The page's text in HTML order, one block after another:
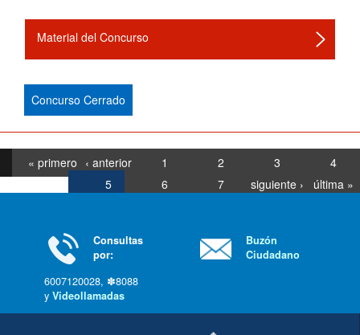
Material del Concurso
Concurso Cerrado
« primero ‹ anterior 1 2 3
4
5
6 7 siguiente › última »
Consultas
por:
6007120028, ✽8088
y Videollamadas
Buzón
Ciudadano